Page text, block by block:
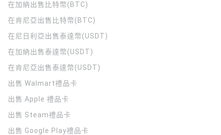
在加納出售比特幣(BTC)
在肯尼亞出售比特幣(BTC)
在尼日利亞出售泰達幣(USDT)
在加納出售泰達幣(USDT)
在肯尼亞出售泰達幣(USDT)
出售 Walmart禮品卡
出售 Apple 禮品卡
出售 Steam禮品卡
出售 Google Play禮品卡